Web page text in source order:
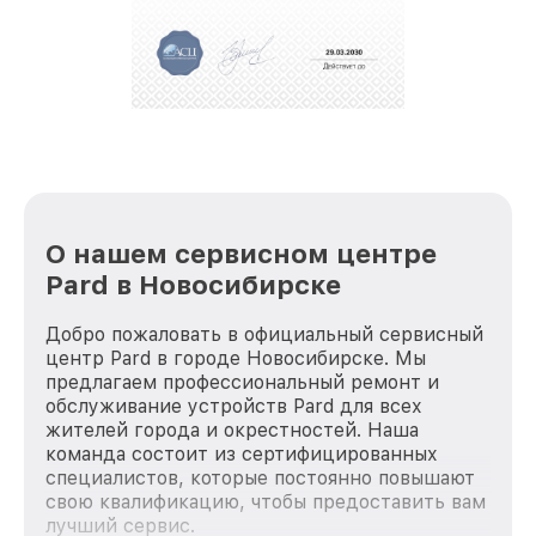
положительные отзывы и обрели отличную
репутацию. Мы постоянно совершенствуемся и
О нашем сервисном центре
Pard в Новосибирске
Добро пожаловать в официальный сервисный
центр Pard в городе Новосибирске. Мы
предлагаем профессиональный ремонт и
обслуживание устройств Pard для всех
жителей города и окрестностей. Наша
команда состоит из сертифицированных
специалистов, которые постоянно повышают
свою квалификацию, чтобы предоставить вам
лучший сервис.